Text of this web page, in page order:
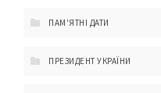
ПАМ'ЯТНІ ДАТИ
ПРЕЗИДЕНТ УКРАЇНИ